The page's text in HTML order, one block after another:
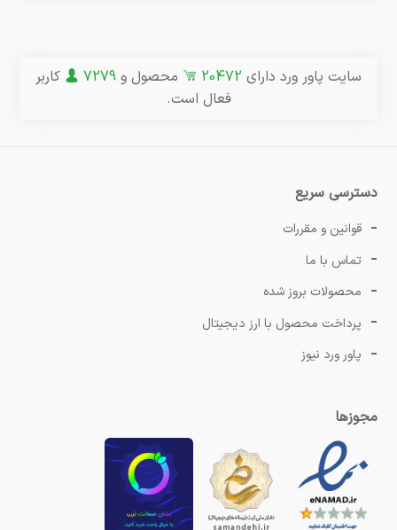
سایت پاور ورد دارای 20472 محصول و 7279
کاربر
فعال است.
دسترسی سریع
قوانین و مقررات
تماس با ما
محصولات بروز شده
پرداخت محصول با ارز دیجیتال
پاور ورد نیوز
مجوزها